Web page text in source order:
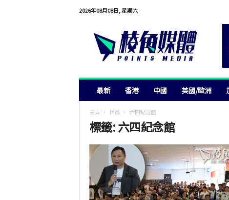
2026年08月08日, 星期六
最新 香港 中國 英國/歐洲
主頁 標籤 六四紀念館
標籤: 六四紀念館